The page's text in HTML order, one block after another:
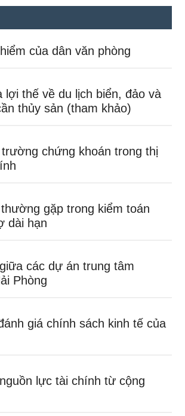
của dân văn phòng
lợi thế về du lịch biển, đảo và
thủy sản (tham khảo)
chứng khoán trong thị
gặp trong kiểm toán
dài hạn
các dự án trung tâm
Phòng
giá chính sách kinh tế của
lực tài chính từ cộng